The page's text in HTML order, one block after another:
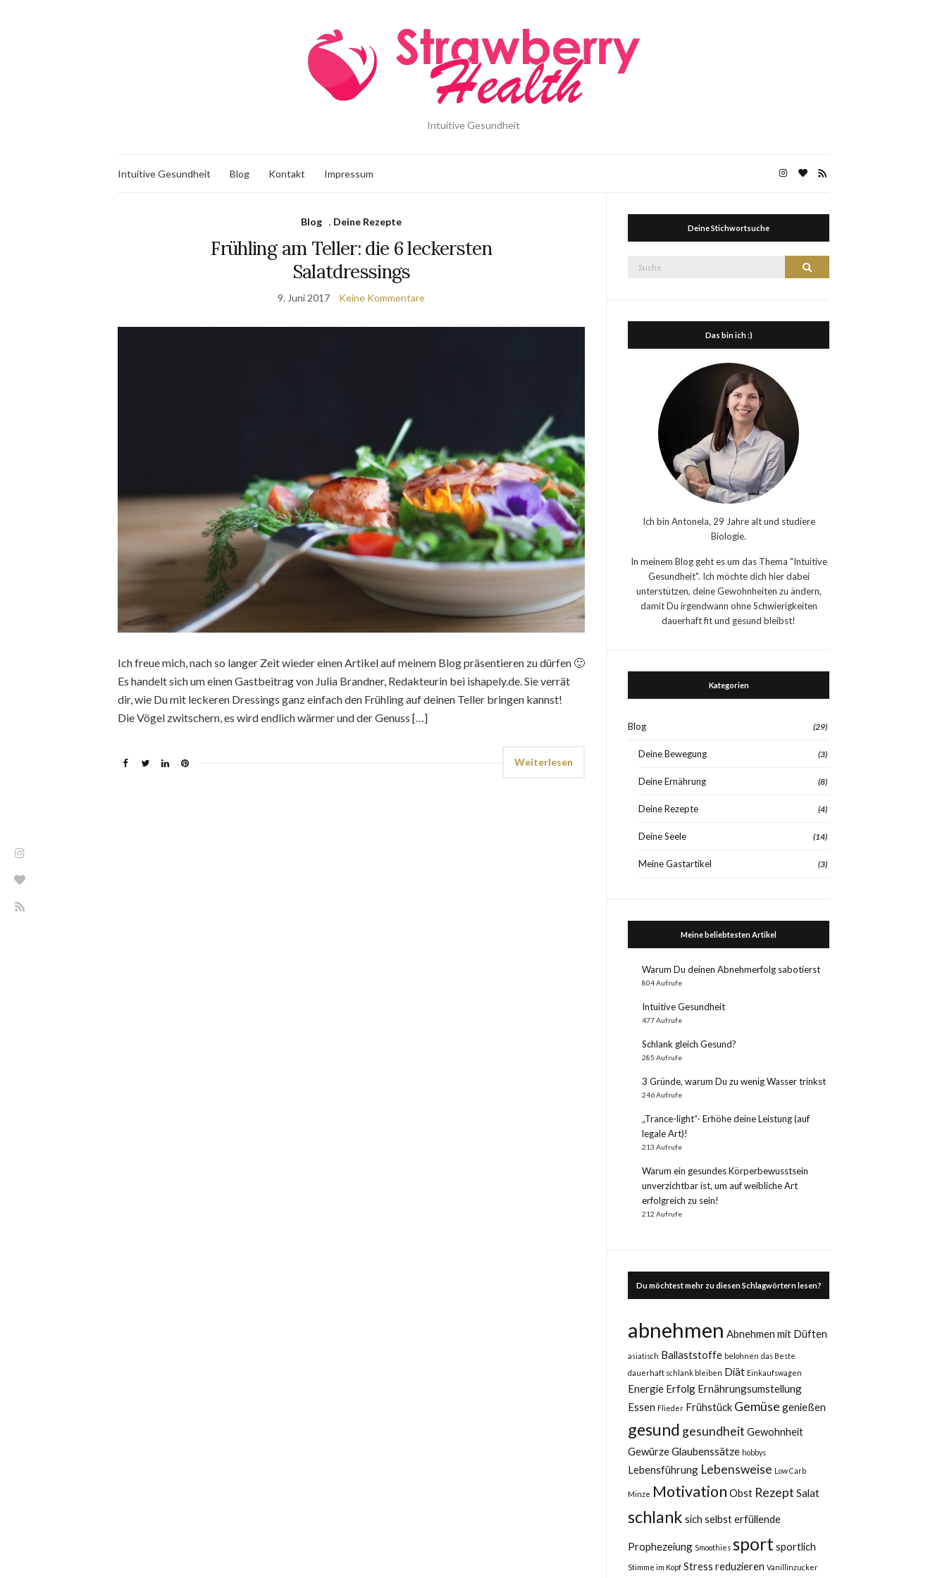
Intuitive Gesundheit
Intuitive Gesundheit Blog Kontakt Impressum
Blog , Deine Rezepte
Frühling am Teller: die 6 leckersten
Salatdressings
9. Juni 2017 Keine Kommentare
Ich freue mich, nach so langer Zeit wieder einen Artikel auf meinem Blog präsentieren zu dürfen 🙂
Es handelt sich um einen Gastbeitrag von Julia Brandner, Redakteurin bei ishapely.de. Sie verrät
dir, wie Du mit leckeren Dressings ganz einfach den Frühling auf deinen Teller bringen kannst!
Die Vögel zwitschern, es wird endlich wärmer und der Genuss […]
Weiterlesen
Deine Stichwortsuche
Suche
Das bin ich :)
Ich bin Antonela, 29 Jahre alt und studiere
Biologie.
In meinem Blog geht es um das Thema "Intuitive
Gesundheit". Ich möchte dich hier dabei
unterstützen, deine Gewohnheiten zu ändern,
damit Du irgendwann ohne Schwierigkeiten
dauerhaft fit und gesund bleibst!
Kategorien
Blog (29)
Deine Bewegung (3)
Deine Ernährung (8)
Deine Rezepte (4)
Deine Seele (14)
Meine Gastartikel (3)
Meine beliebtesten Artikel
Warum Du deinen Abnehmerfolg sabotierst
804 Aufrufe
Intuitive Gesundheit
477 Aufrufe
Schlank gleich Gesund?
285 Aufrufe
3 Gründe, warum Du zu wenig Wasser trinkst
246 Aufrufe
„Trance-light“- Erhöhe deine Leistung (auf
legale Art)!
213 Aufrufe
Warum ein gesundes Körperbewusstsein
unverzichtbar ist, um auf weibliche Art
erfolgreich zu sein!
212 Aufrufe
Du möchtest mehr zu diesen Schlagwörtern lesen?
abnehmen Abnehmen mit Düften
asiatisch Ballaststoffe belohnen das Beste
dauerhaft schlank bleiben Diät Einkaufswagen
Energie Erfolg Ernährungsumstellung
Essen Flieder Frühstück Gemüse genießen
gesund gesundheit Gewohnheit
GewürzeGlaubenssätze hobbys
Lebensführung Lebensweise Low Carb
Minze Motivation Obst Rezept Salat
schlank sich selbst erfüllende
Prophezeiung Smoothies sportsportlich
Stimme im Kopf Stress reduzieren Vanillinzucker